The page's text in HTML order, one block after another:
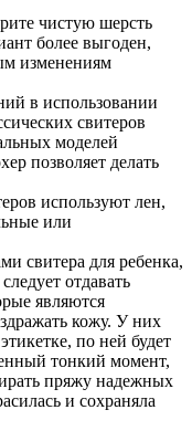
чистую шерсть
более выгоден,
изменениям
в использовании
свитеров
моделей
позволяет делать
используют лен,
или
свитера для ребенка,
отдавать
являются
кожу. У них
по ней будет
тонкий момент,
пряжу надежных
и сохраняла